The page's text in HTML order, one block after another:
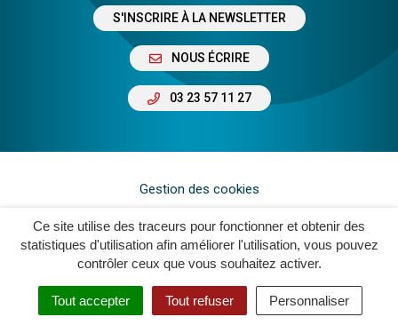
Ce site utilise des traceurs pour fonctionner et obtenir des
statistiques d'utilisation afin améliorer l'utilisation, vous pouvez
contrôler ceux que vous souhaitez activer.
Tout accepter Tout refuser Personnaliser
S'INSCRIRE À LA NEWSLETTER
NOUS ÉCRIRE
03 23 57 11 27
Gestion des cookies
Plan du site
Mentions légales
Crédits
Accessibilité : Non Conforme